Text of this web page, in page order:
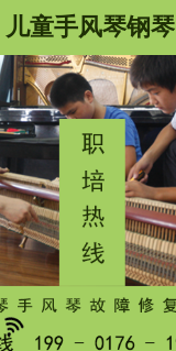
儿童手风琴钢琴